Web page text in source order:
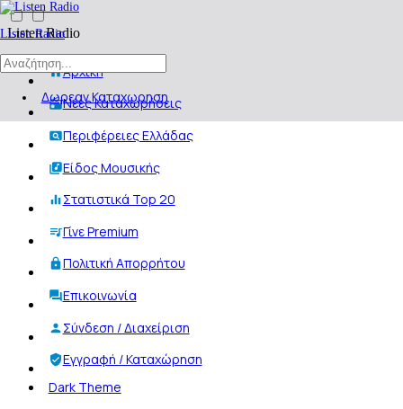
Listen Radio
Δωρεαν Καταχωρηση
Listen Radio
Αρχική
Νέες Καταχωρήσεις
Περιφέρειες Ελλάδας
Είδος Μουσικής
Στατιστικά Top 20
Γίνε Premium
Πολιτική Απορρήτου
Επικοινωνία
Σύνδεση / Διαχείριση
Εγγραφή / Καταχώρηση
Dark Theme